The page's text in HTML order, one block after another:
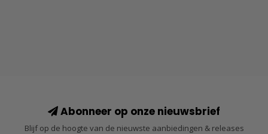
Abonneer op onze nieuwsbrief
Blijf op de hoogte van de nieuwste aanbiedingen & releases